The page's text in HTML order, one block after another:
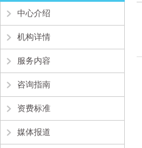
中心介绍
机构详情
服务内容
咨询指南
资费标准
媒体报道